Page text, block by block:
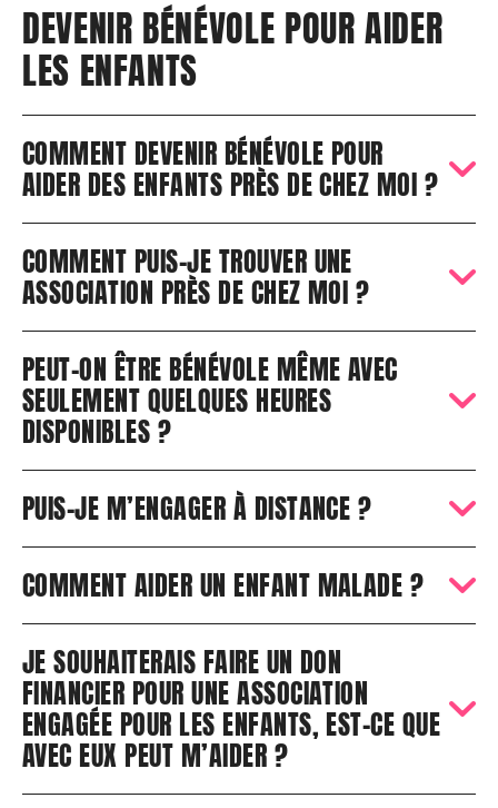
DEVENIR BÉNÉVOLE POUR AIDER
LES ENFANTS
COMMENT DEVENIR BÉNÉVOLE POUR
AIDER DES ENFANTS PRÈS DE CHEZ MOI ?
COMMENT PUIS-JE TROUVER UNE
ASSOCIATION PRÈS DE CHEZ MOI ?
PEUT-ON ÊTRE BÉNÉVOLE MÊME AVEC
SEULEMENT QUELQUES HEURES
DISPONIBLES ?
PUIS-JE M’ENGAGER À DISTANCE ?
COMMENT AIDER UN ENFANT MALADE ?
JE SOUHAITERAIS FAIRE UN DON
FINANCIER POUR UNE ASSOCIATION
ENGAGÉE POUR LES ENFANTS, EST-CE QUE
AVEC EUX PEUT M’AIDER ?